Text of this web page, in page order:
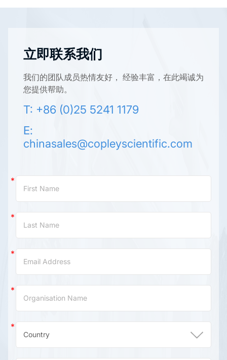
立即联系我们
我们的团队成员热情友好， 经验丰富，在此竭诚为
您提供帮助。
T: +86 (0)25 5241 1179
E:
chinasales@copleyscientific.com
Us
(China)